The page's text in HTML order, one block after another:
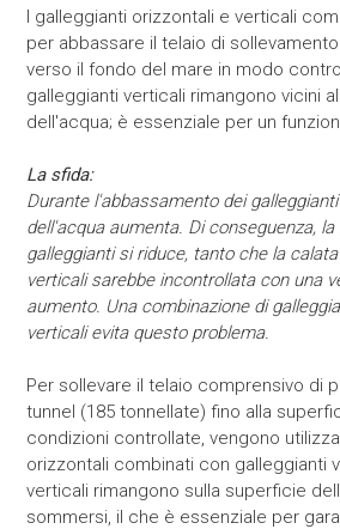
I galleggianti orizzontali e verticali
per abbassare il telaio di
verso il fondo del mare in modo
galleggianti verticali rimangono vicini
dell'acqua; è essenziale per un
La sfida:
Durante l'abbassamento dei
dell'acqua aumenta. Di conseguenza, la
galleggianti si riduce, tanto che la
verticali sarebbe incontrollata con una
aumento. Una combinazione di
verticali evita questo problema.
Per sollevare il telaio comprensivo di
tunnel (185 tonnellate) fino alla
condizioni controllate, vengono
orizzontali combinati con galleggianti
verticali rimangono sulla superficie
sommersi, il che è essenziale per